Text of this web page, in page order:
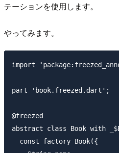
テーションを使用します。
やってみます。
import
part 'book.freezed.dart';
@freezed
abstract class Book with
  const factory Book({